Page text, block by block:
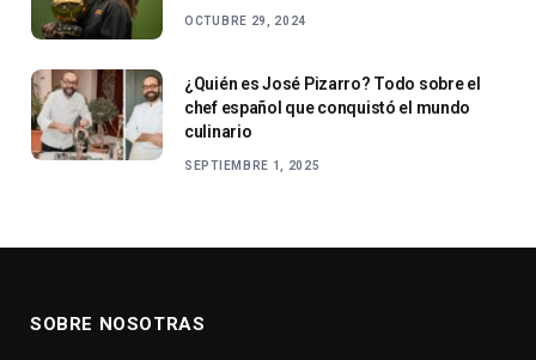
OCTUBRE 29, 2024
¿Quién es José Pizarro? Todo sobre el
chef español que conquistó el mundo
culinario
SEPTIEMBRE 1, 2025
SOBRE NOSOTRAS